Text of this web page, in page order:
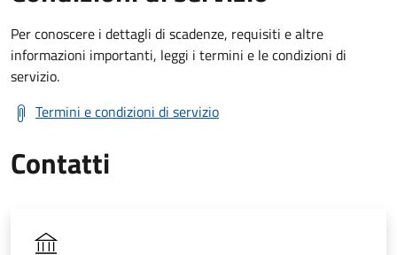
Per conoscere i dettagli di scadenze, requisiti e altre
informazioni importanti, leggi i termini e le condizioni di
servizio.
Termini e condizioni di servizio
Contatti